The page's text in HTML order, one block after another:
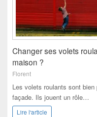
Changer ses volets
maison ?
Florent
Les volets roulants sont
façade. Ils jouent un rôle…
Lire l'article